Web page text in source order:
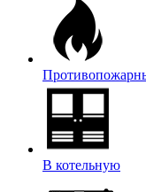
В котельную